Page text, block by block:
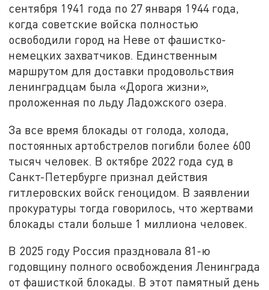
сентября 1941 года по 27 января 1944 года,
когда советские войска полностью
освободили город на Неве от фашистко-
немецких захватчиков. Единственным
маршрутом для доставки продовольствия
ленинградцам была «Дорога жизни»,
проложенная по льду Ладожского озера.
За все время блокады от голода, холода,
постоянных артобстрелов погибли более 600
тысяч человек. В октябре 2022 года суд в
Санкт-Петербурге признал действия
гитлеровских войск геноцидом. В заявлении
прокуратуры тогда говорилось, что жертвами
блокады стали больше 1 миллиона человек.
В 2025 году Россия праздновала 81-ю
годовщину полного освобождения Ленинграда
от фашисткой блокады. В этот памятный день